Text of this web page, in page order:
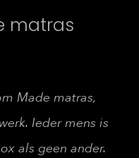
matras
Made matras,
Ieder mens is
als geen ander.